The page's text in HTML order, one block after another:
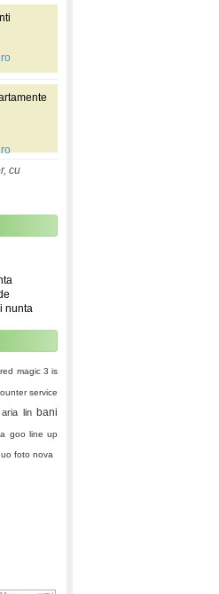
cu
nunta
red magic 3 is
service
aria lin bani
goo line up
foto nova